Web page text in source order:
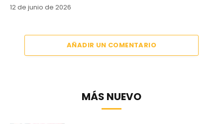
12 de junio de 2026
AÑADIR UN COMENTARIO
MÁS NUEVO